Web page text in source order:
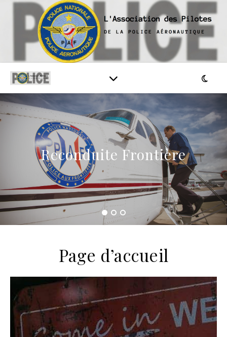
Reconduite Frontière
Page d’accueil